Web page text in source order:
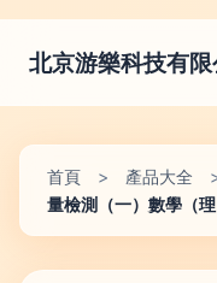
北京游樂科技有限
首頁 > 產品大全
量檢測（一）數學（